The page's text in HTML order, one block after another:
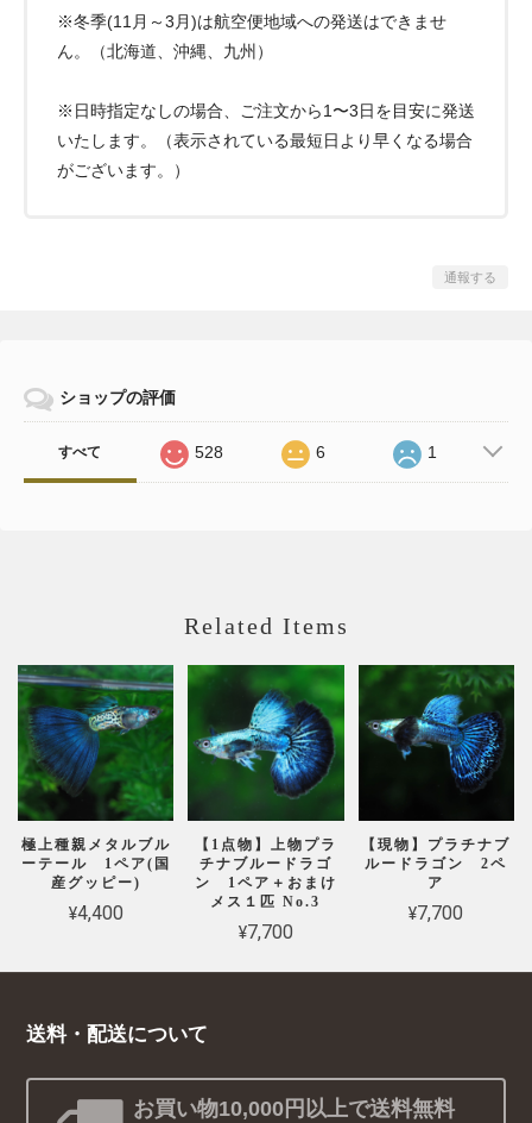
※冬季(11月～3月)は航空便地域への発送はできませ
ん。（北海道、沖縄、九州）
※日時指定なしの場合、ご注文から1〜3日を目安に発送
いたします。（表示されている最短日より早くなる場合
がございます。）
通報する
ショップの評価
すべて 528 6 1
Related Items
極上種親メタルブル
ーテール 1ペア(国
産グッピー)
¥4,400
【1点物】上物プラ
チナブルードラゴ
ン 1ペア＋おまけ
メス１匹 No.3
¥7,700
【現物】プラチナブ
ルードラゴン 2ペ
ア
¥7,700
送料・配送について
お買い物10,000円以上で送料無料